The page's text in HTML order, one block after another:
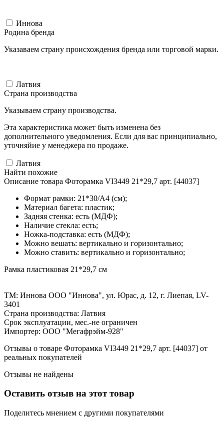
Иннова
Родина бренда
Указаваем страну происхождения бренда или торговой марки.
Латвия
Страна производства
Указываем страну производства.
Эта характеристика может быть изменена без
дополнительного уведомления. Если для вас принципиально,
уточняйие у менеджера по продаже.
Латвия
Найти похожие
Описание товара Фоторамка VI3449 21*29,7 арт. [44037]
Формат рамки: 21*30/А4 (см);
Материал багета: пластик;
Задняя стенка: есть (МДФ);
Наличие стекла: есть;
Ножка-подставка: есть (МДФ);
Можно вешать: вертикально и горизонтально;
Можно ставить: вертикально и горизонтально;
Рамка пластиковая 21*29,7 см
ТМ: Иннова ООО "Иннова", ул. Юрас, д. 12, г. Лиепая, LV-
3401
Страна производства: Латвия
Срок эксплуатации, мес.-не ограничен
Импортер: ООО "Мегафрэйм-928"
Отзывы о товаре Фоторамка VI3449 21*29,7 арт. [44037] от
реальных покупателей
Отзывы не найдены
Оставить отзыв на этот товар
Поделитесь мнением с другими покупателями